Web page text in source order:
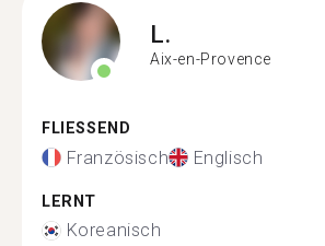
L.
Aix-en-Provence
FLIESSEND
Französisch Englisch
LERNT
Koreanisch